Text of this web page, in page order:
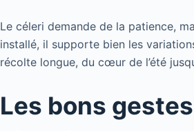
Le céleri demande de la patience,
installé, il supporte bien les
récolte longue, du cœur de l’été
Les bons